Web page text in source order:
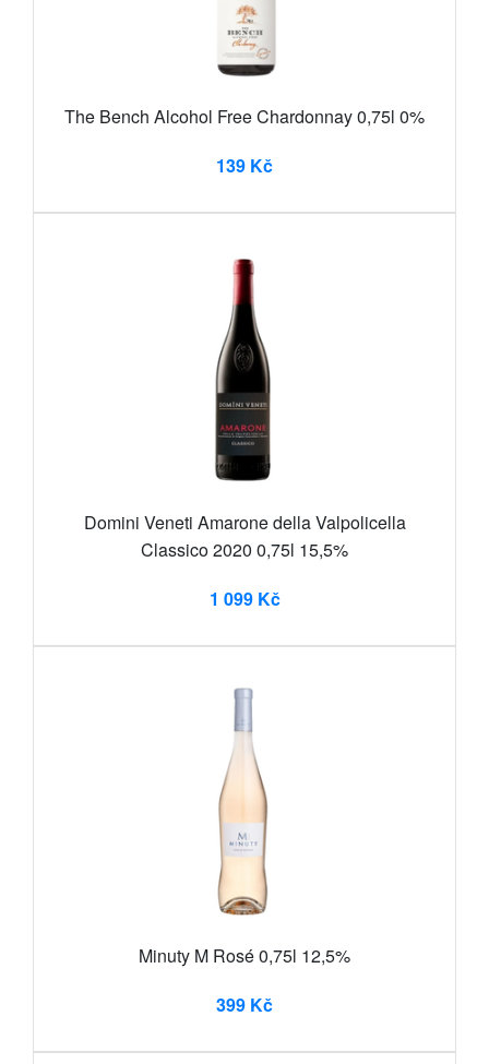
The Bench Alcohol Free Chardonnay 0,75l 0%
139 Kč
Domini Veneti Amarone della Valpolicella
Classico 2020 0,75l 15,5%
1 099 Kč
Minuty M Rosé 0,75l 12,5%
399 Kč